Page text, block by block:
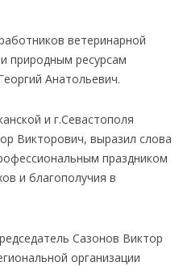
ветеринарной
природным ресурсам
Анатольевич.
и г.Севастополя
Викторович, выразил слова
праздником
и благополучия в
Сазонов Виктор
организации